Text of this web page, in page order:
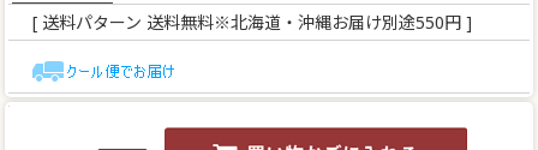
[ 送料パターン 送料無料※北海道・沖縄お届け別途550円 ]